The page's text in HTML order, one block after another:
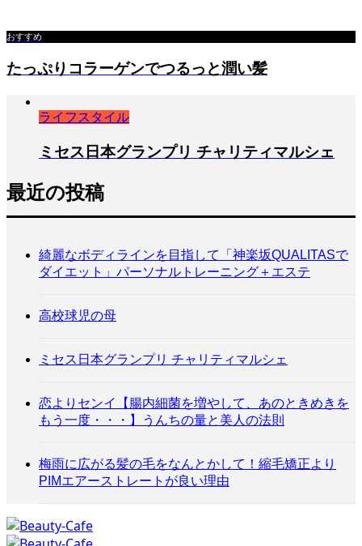
おすすめ
たっぷりコラーゲンでつるっと潤い髪
ライフスタイル
ミセス日本グランプリ チャリティマルシェ
最近の投稿
綺麗なボディラインを目指して「神楽坂QUALITASで
ダイエット」パーソナルトレーニング＋エステ
高校球児の母
ミセス日本グランプリ チャリティマルシェ
恋よりセンイ【腸内細菌を増やして、あのときめきを
もう一度・・・】うんちの量と美人の法則
梅雨に広がる髪の毛をなんとかして！縮毛矯正より
PIMエアーストレートが良い理由